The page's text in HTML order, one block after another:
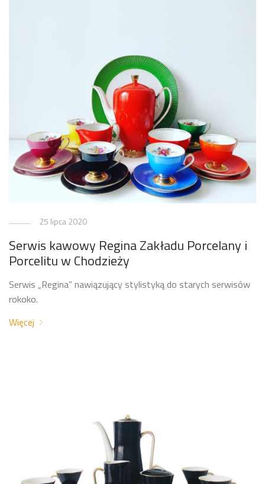
25 lipca 2020
Serwis kawowy Regina Zakładu Porcelany i
Porcelitu w Chodzieży
Serwis „Regina” nawiązujący stylistyką do starych serwisów
rokoko.
Więcej